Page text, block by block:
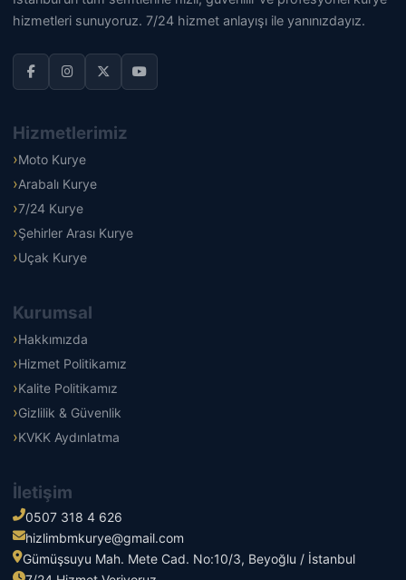
hizmetleri sunuyoruz. 7/24 hizmet anlayışı ile yanınızdayız.
Hizmetlerimiz
Moto Kurye
Arabalı Kurye
7/24 Kurye
Şehirler Arası Kurye
Uçak Kurye
Kurumsal
Hakkımızda
Hizmet Politikamız
Kalite Politikamız
Gizlilik & Güvenlik
KVKK Aydınlatma
İletişim
0507 318 4 626
hizlimbmkurye@gmail.com
Gümüşsuyu Mah. Mete Cad. No:10/3, Beyoğlu / İstanbul